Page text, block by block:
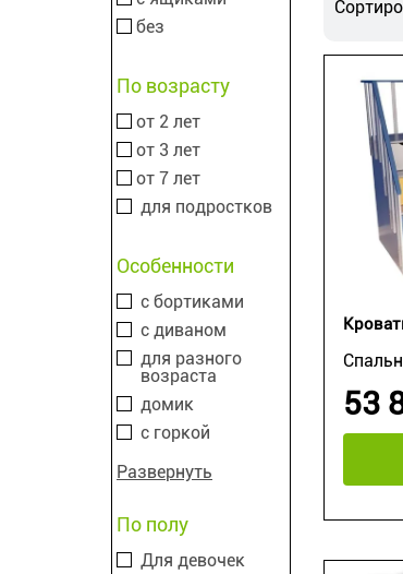
без
По возрасту
от 2 лет
от 3 лет
от 7 лет
для подростков
Особенности
с бортиками
с диваном
для разного
возраста
домик
с горкой
Развернуть
По полу
Для девочек
53